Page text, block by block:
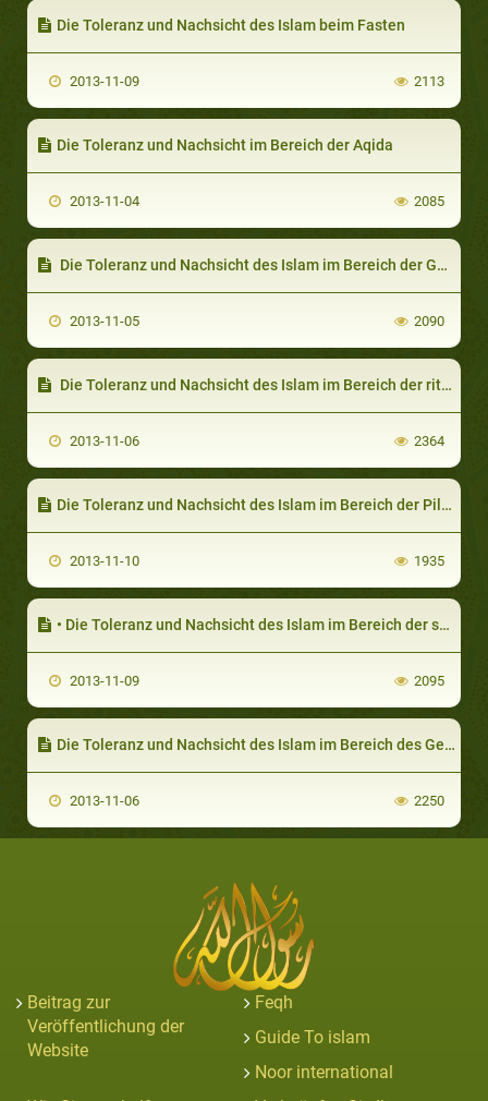
Die Toleranz und Nachsicht des Islam beim Fasten
2013-11-09 2113
Die Toleranz und Nachsicht im Bereich der Aqida
2013-11-04 2085
Die Toleranz und Nachsicht des Islam im Bereich der Gesetzgebung (Taschri’a)
2013-11-05 2090
Die Toleranz und Nachsicht des Islam im Bereich der rituellen Reinigung
2013-11-06 2364
Die Toleranz und Nachsicht des Islam im Bereich der Pilgerfahrt
2013-11-10 1935
• Die Toleranz und Nachsicht des Islam im Bereich der sozialen Pflichtabgabe (Zakat)
2013-11-09 2095
Die Toleranz und Nachsicht des Islam im Bereich des Gebets
2013-11-06 2250
Beitrag zur
Veröffentlichung der
Website
Feqh
Guide To islam
Noor international